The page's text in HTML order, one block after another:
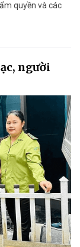
quyền và các
người